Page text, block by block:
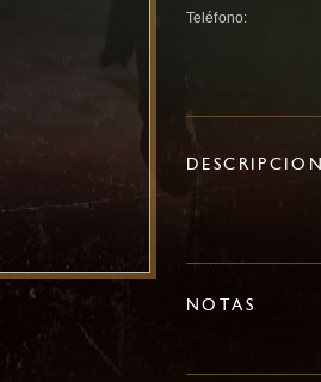
Teléfono:
NOTAS